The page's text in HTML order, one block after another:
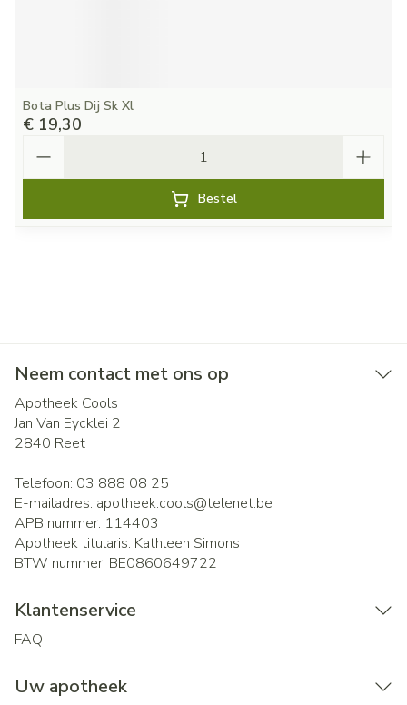
Bota Plus Dij Sk Xl
€ 19,30
Bestel
Neem contact met ons op
Apotheek Cools
Jan Van Eycklei 2
2840 Reet
Telefoon: 03 888 08 25
E-mailadres: apotheek.cools@telenet.be
APB nummer: 114403
Apotheek titularis: Kathleen Simons
BTW nummer: BE0860649722
Klantenservice
FAQ
Uw apotheek